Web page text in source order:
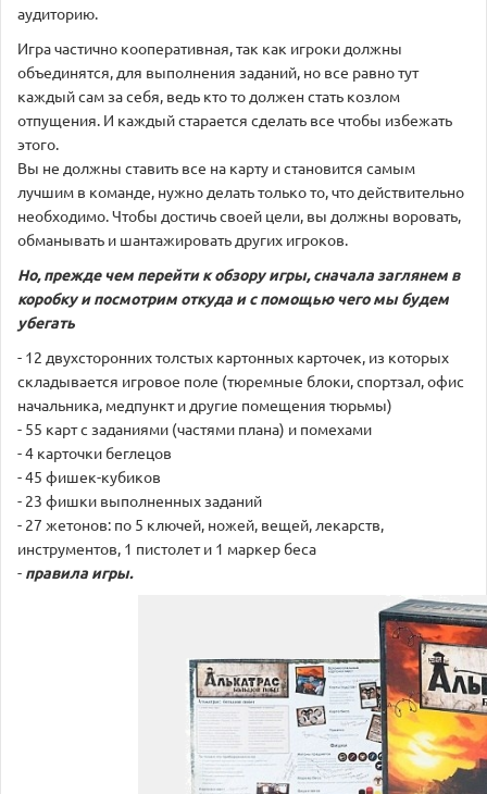
аудиторию.
Игра частично кооперативная, так как игроки должны
объединятся, для выполнения заданий, но все равно тут
каждый сам за себя, ведь кто то должен стать козлом
отпущения. И каждый старается сделать все чтобы избежать
этого.
Вы не должны ставить все на карту и становится самым
лучшим в команде, нужно делать только то, что действительно
необходимо. Чтобы достичь своей цели, вы должны воровать,
обманывать и шантажировать других игроков.
Но, прежде чем перейти к обзору игры, сначала заглянем в
коробку и посмотрим откуда и с помощью чего мы будем
убегать
- 12 двухсторонних толстых картонных карточек, из которых
складывается игровое поле (тюремные блоки, спортзал, офис
начальника, медпункт и другие помещения тюрьмы)
- 55 карт с заданиями (частями плана) и помехами
- 4 карточки беглецов
- 45 фишек-кубиков
- 23 фишки выполненных заданий
- 27 жетонов: по 5 ключей, ножей, вещей, лекарств,
инструментов, 1 пистолет и 1 маркер беса
- правила игры.